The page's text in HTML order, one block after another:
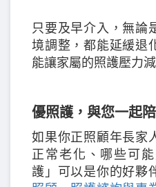
只要及早介入，無論
境調整，都能延緩退
能讓家屬的照護壓力
優照護，與您一起
如果你正照顧年長家
正常老化、哪些可
護」可以是你的好夥